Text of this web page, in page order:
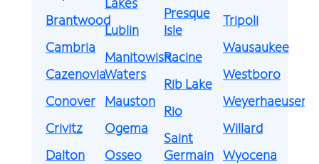
Brantwood
Cambria
Cazenovia
Conover
Crivitz
Dalton
Lublin
Manitowish
Waters
Mauston
Ogema
Osseo
Presque
Isle
Racine
Rib Lake
Rio
Saint
Germain
Tripoli
Wausaukee
Westboro
Weyerhaeuser
Willard
Wyocena